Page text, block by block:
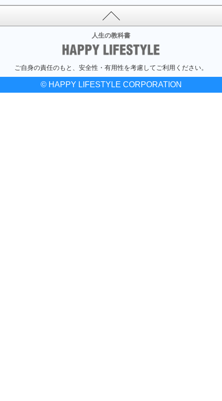
人生の教科書
ご自身の責任のもと、安全性・有用性を考慮してご利用ください。
© HAPPY LIFESTYLE CORPORATION